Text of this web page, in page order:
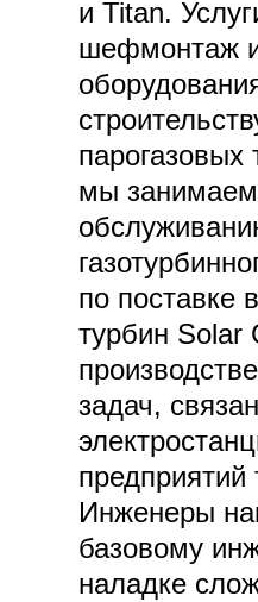
и Titan.
шефмонтаж и
парогазовых
мы
по поставке
турбин Solar
задач,
предприятий
Инженеры
базовому
наладке